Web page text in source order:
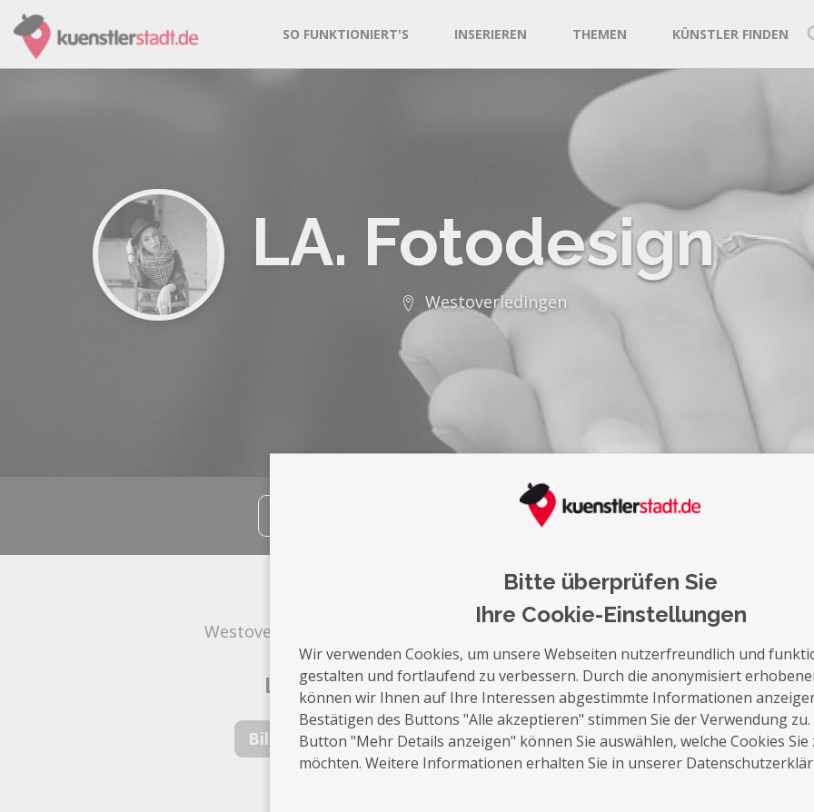
SO FUNKTIONIERT'S INSERIEREN THEMEN KÜNSTLER FINDEN
LA. Fotodesign
Westoverledingen
auf die Merkliste Nachricht schreiben
Westoverledingen
Leistungen
Bildbearbeiter
Über Mich
Fotografieren ist für mich viel mehr, als
auf den Auslöser zu drücken. Es ist eine
Gestaltungsregeln, technischen Kniffen
Hinweisen zum Aufnahmestandort. Es ist
meinerseits, die ich auf selbständige Art
zentrale Bestreben durch den Sucher zu
Bitte überprüfen Sie
Ihre Cookie-Einstellungen
Wir verwenden Cookies, um unsere Webseiten nutzerfreundlich und
gestalten und fortlaufend zu verbessern. Durch die anonymisiert
können wir Ihnen auf Ihre Interessen abgestimmte Informationen
Bestätigen des Buttons "Alle akzeptieren" stimmen Sie der Verwendung
Button "Mehr Details anzeigen" können Sie auswählen, welche Cookies Sie
möchten. Weitere Informationen erhalten Sie in unserer